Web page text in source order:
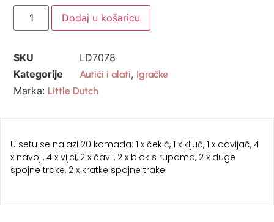
Dodaj u košaricu
SKU
LD7078
Kategorije
Autići i alati, Igračke
Marka: Little Dutch
U setu se nalazi 20 komada: 1 x čekić, 1 x ključ, 1 x odvijač, 4
x navoji, 4 x vijci, 2 x čavli, 2 x blok s rupama, 2 x duge
spojne trake, 2 x kratke spojne trake.